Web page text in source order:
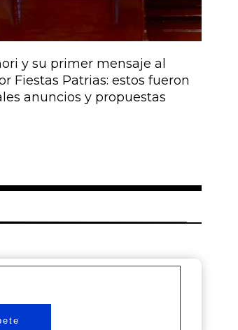
y su primer mensaje al
Fiestas Patrias: estos fueron
anuncios y propuestas